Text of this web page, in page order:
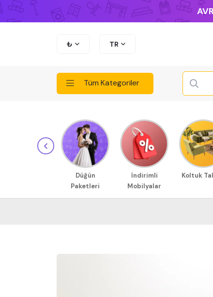
₺ TR
Tüm Kategoriler
Düğün
Paketleri
İndirimli
Mobilyalar
Koltuk